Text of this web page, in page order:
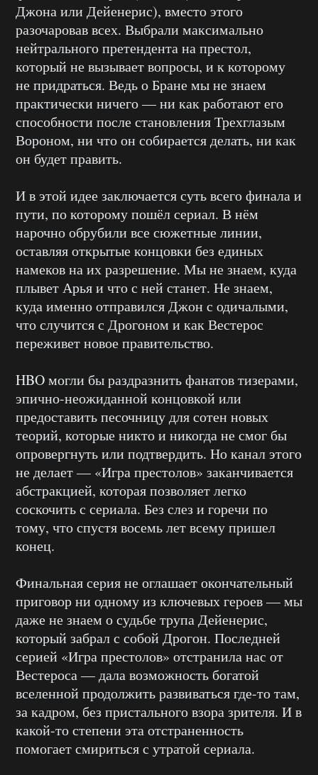
Джона или Дейенерис), вместо этого
разочаровав всех. Выбрали максимально
нейтрального претендента на престол,
который не вызывает вопросы, и к которому
не придраться. Ведь о Бране мы не знаем
практически ничего — ни как работают его
способности после становления Трехглазым
Вороном, ни что он собирается делать, ни как
он будет править.
И в этой идее заключается суть всего финала и
пути, по которому пошёл сериал. В нём
нарочно обрубили все сюжетные линии,
оставляя открытые концовки без единых
намеков на их разрешение. Мы не знаем, куда
плывет Арья и что с ней станет. Не знаем,
куда именно отправился Джон с одичалыми,
что случится с Дрогоном и как Вестерос
переживет новое правительство.
HBO могли бы раздразнить фанатов тизерами,
эпично-неожиданной концовкой или
предоставить песочницу для сотен новых
теорий, которые никто и никогда не смог бы
опровергнуть или подтвердить. Но канал этого
не делает — «Игра престолов» заканчивается
абстракцией, которая позволяет легко
соскочить с сериала. Без слез и горечи по
тому, что спустя восемь лет всему пришел
конец.
Финальная серия не оглашает окончательный
приговор ни одному из ключевых героев — мы
даже не знаем о судьбе трупа Дейенерис,
который забрал с собой Дрогон. Последней
серией «Игра престолов» отстранила нас от
Вестероса — дала возможность богатой
вселенной продолжить развиваться где-то там,
за кадром, без пристального взора зрителя. И в
какой-то степени эта отстраненность
помогает смириться с утратой сериала.